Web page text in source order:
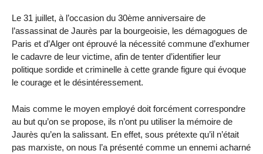
Le 31 juillet, à l’occasion du 30ème anniversaire de
l’assassinat de Jaurès par la bourgeoisie, les démagogues de
Paris et d’Alger ont éprouvé la nécessité commune d’exhumer
le cadavre de leur victime, afin de tenter d’identifier leur
politique sordide et criminelle à cette grande figure qui évoque
le courage et le désintéressement.
Mais comme le moyen employé doit forcément correspondre
au but qu’on se propose, ils n’ont pu utiliser la mémoire de
Jaurès qu’en la salissant. En effet, sous prétexte qu’il n’était
pas marxiste, on nous l’a présenté comme un ennemi acharné